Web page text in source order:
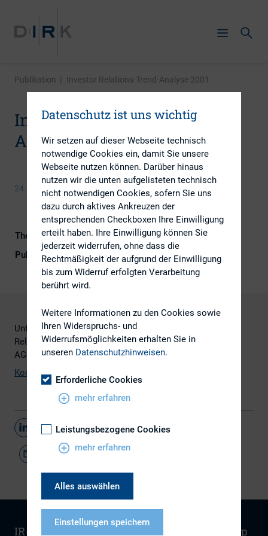
Publikation | Investor Relations-Trend-Analyse 2001
Investor Relations-Trend-
Analyse 2001
24. September 2013
Themengebiet
Investoren
Publikationsform
Externe Publikationen
Unterstützt wurde die Umfrage vom Deutscher Investor
Relations Kreis (DIRK) e.V. und der Gontard & MetallBank
AG.
Komplette Studie
Teilen
IR-Wissen Kontakt Sitemap
Datenschutz ist uns wichtig
Wir setzen auf dieser Webseite technisch
notwendige Cookies ein, damit Sie unsere
Webseite nutzen können. Darüber hinaus
nutzen wir die unten aufgelisteten technisch
nicht notwendigen Cookies, sofern Sie uns
dazu durch aktives Ankreuzen der
entsprechenden Checkboxen Ihre Einwilligung
erteilt haben. Ihre Einwilligung können Sie
jederzeit widerrufen, ohne dass die
Rechtmäßigkeit der aufgrund der Einwilligung
bis zum Widerruf erfolgten Verarbeitung
berührt wird.
Weitere Informationen zu den Cookies sowie
Ihren Widerspruchs- und
Widerrufsmöglichkeiten erhalten Sie in
unseren Datenschutzhinweisen.
Erforderliche Cookies
mehr erfahren
Leistungsbezogene Cookies
mehr erfahren
Alles auswählen
Einstellungen speichern